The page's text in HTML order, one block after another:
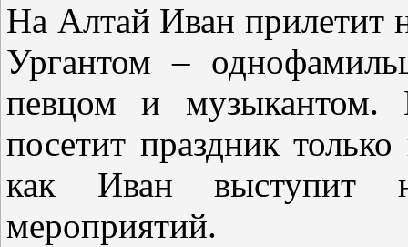
На Алтай Иван прилетит
Ургантом –
певцом и
посетит праздник
как Иван выступит
мероприятий.